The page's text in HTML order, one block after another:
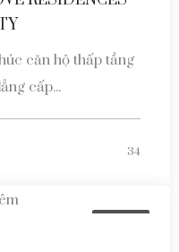
căn hộ thấp tầng
cấp...
34